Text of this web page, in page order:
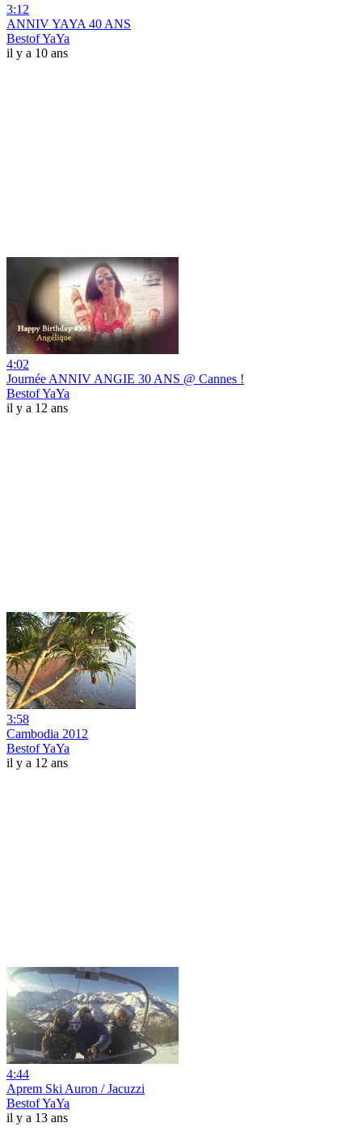
3:12
ANNIV YAYA 40 ANS
Bestof YaYa
il y a 10 ans
4:02
Journée ANNIV ANGIE 30 ANS @ Cannes !
Bestof YaYa
il y a 12 ans
3:58
Cambodia 2012
Bestof YaYa
il y a 12 ans
4:44
Aprem Ski Auron / Jacuzzi
Bestof YaYa
il y a 13 ans